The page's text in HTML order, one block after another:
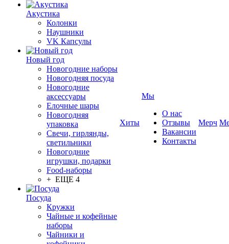
Акустика
Колонки
Наушники
VK Капсулы
Новый год
Новогодние наборы
Новогодняя посуда
Новогодние
аксессуары
Елочные шары
Новогодняя
упаковка
Свечи, гирлянды,
светильники
Новогодние
игрушки, подарки
Food-наборы
+ ЕЩЕ 4
Посуда
Кружки
Чайные и кофейные
наборы
Чайники и
Хиты
Мы
О нас
Отзывы
Вакансии
Контакты
Мерч